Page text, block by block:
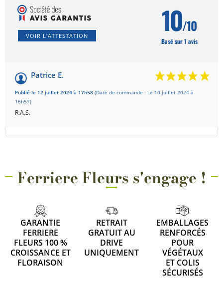
VOIR L'ATTESTATION 10/10
Basé sur 1 avis
Patrice E.
Publié le 12 juillet 2024 à 17h58 (Date de commande : Le 10 juillet 2024 à
16h57)
R.A.S.
Ferriere Fleurs s'engage !
GARANTIE
FERRIERE
FLEURS 100 %
CROISSANCE ET
FLORAISON
RETRAIT
GRATUIT AU
DRIVE
UNIQUEMENT
EMBALLAGES
RENFORCÉS
POUR
VÉGÉTAUX
ET COLIS
SÉCURISÉS